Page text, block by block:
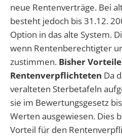
neue Rentenverträge. Bei
besteht jedoch bis 31.12.
Option in das alte System.
wenn Rentenberechtigter
zustimmen. Bisher
Rentenverpflichteten Da
veralteten Sterbetafeln
sie im Bewertungsgesetz
Werten ausgewiesen. Dies
Vorteil für den